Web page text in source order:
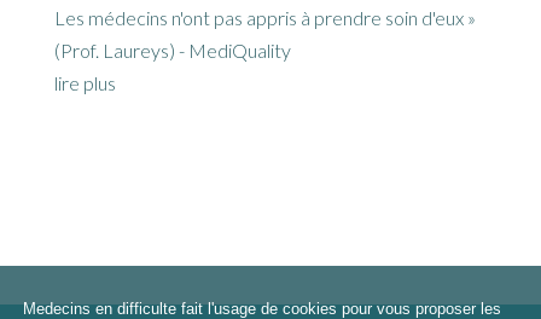
Les médecins n'ont pas appris à prendre soin d'eux »
(Prof. Laureys) - MediQuality
lire plus
Medecins en difficulte fait l'usage de cookies pour vous proposer les